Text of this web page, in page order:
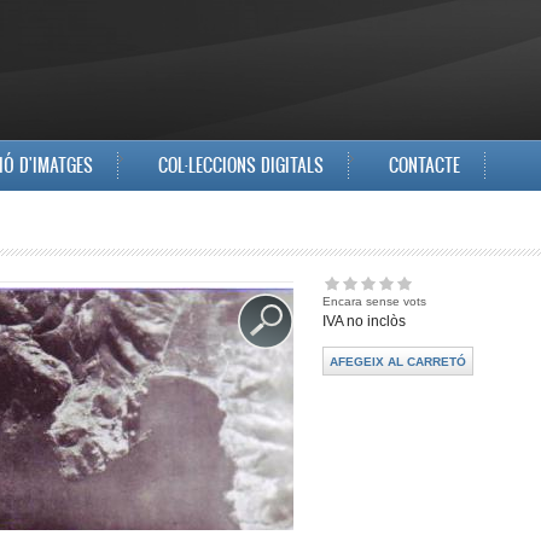
D'IMATGES COL·LECCIONS DIGITALS CONTACTE
Encara sense vots
IVA no inclòs